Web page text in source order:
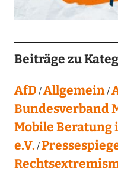
Beiträge zu
AfD Allgemein
Bundesverband
Mobile
e.V.